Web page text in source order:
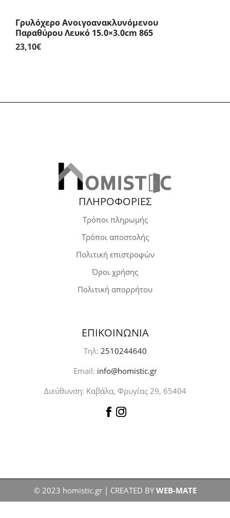
Γρυλόχερο Ανοιγοανακλυνόμενου
Παραθύρου Λευκό 15.0×3.0cm 865
23,10€
ΠΛΗΡΟΦΟΡΙΕΣ
Τρόποι πληρωμής
Τρόποι αποστολής
Πολιτική επιστροφών
Όροι χρήσης
Πολιτική απορρήτου
ΕΠΙΚΟΙΝΩΝΙΑ
Τηλ: 2510244640
Email: info@homistic.gr
Διεύθυνση: Καβάλα, Φρυγίας 29, 65404
© 2023 homistic.gr | CREATED BY WEB-MATE